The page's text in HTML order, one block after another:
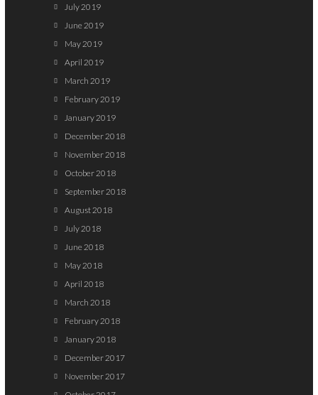
July 2019
June 2019
May 2019
April 2019
March 2019
February 2019
January 2019
December 2018
November 2018
October 2018
September 2018
August 2018
July 2018
June 2018
May 2018
April 2018
March 2018
February 2018
January 2018
December 2017
November 2017